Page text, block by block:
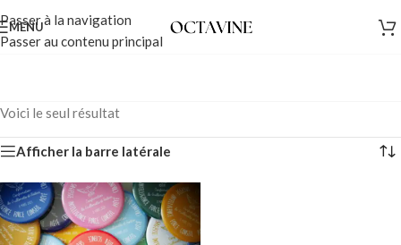
Passer à la navigation
Passer au contenu principal
MENU
Voici le seul résultat
Afficher la barre latérale